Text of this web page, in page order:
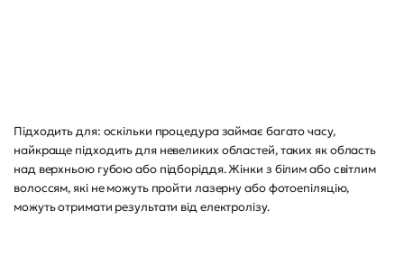
Підходить для: оскільки процедура займає багато часу,
найкраще підходить для невеликих областей, таких як область
над верхньою губою або підборіддя. Жінки з білим або світлим
волоссям, які не можуть пройти лазерну або фотоепіляцію,
можуть отримати результати від електролізу.